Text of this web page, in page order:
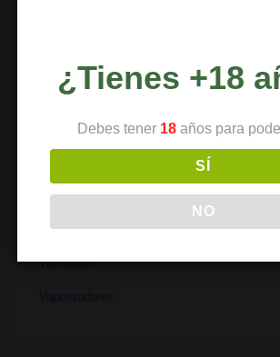
Políticas
Recetas
Salud
Tecnología
Transporte
Vaporizadores
¿Tienes +18
Debes tener 18 años para
SÍ
NO